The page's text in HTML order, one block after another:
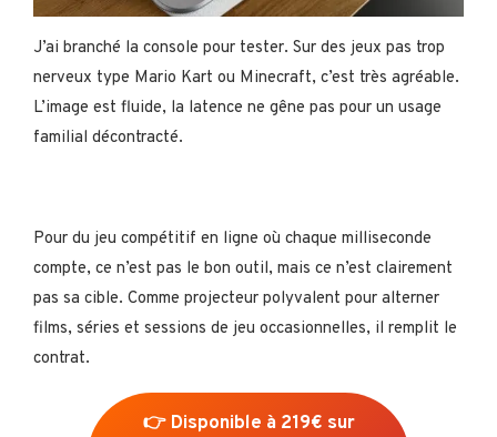
J’ai branché la console pour tester. Sur des jeux pas trop
nerveux type Mario Kart ou Minecraft, c’est très agréable.
L’image est fluide, la latence ne gêne pas pour un usage
familial décontracté.
Pour du jeu compétitif en ligne où chaque milliseconde
compte, ce n’est pas le bon outil, mais ce n’est clairement
pas sa cible. Comme projecteur polyvalent pour alterner
films, séries et sessions de jeu occasionnelles, il remplit le
contrat.
👉Disponible à 219€ sur